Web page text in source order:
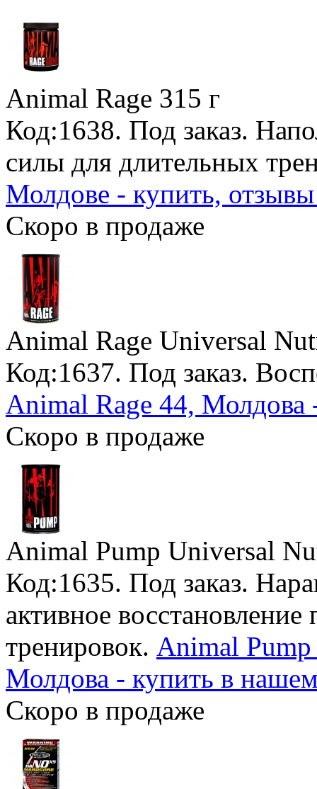
Animal Rage 315 г
Код:1638. Под заказ.
силы для длительных
Молдове - купить, отзывы
Скоро в продаже
Animal Rage Universal
Код:1637. Под заказ.
Animal Rage 44, Молдова
Скоро в продаже
Animal Pump Universal
Код:1635. Под заказ.
активное
тренировок. Animal
Молдова - купить в
Скоро в продаже